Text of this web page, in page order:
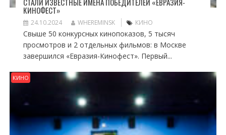
КИНОФЕСТ»
24.10.2024 WHEREMINSK КИНО
Свыше 50 конкурсных кинопоказов, 5 тысяч
просмотров и 2 отдельных фильмов: в Москве
завершился «Евразия-Кинофест». Первый...
КИНО